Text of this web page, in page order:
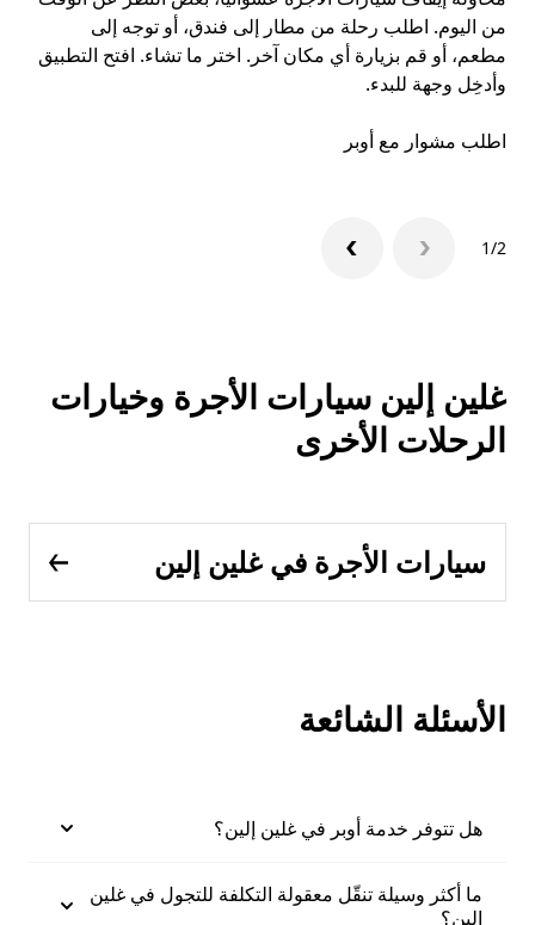
من اليوم. اطلب رحلة من مطار إلى فندق، أو توجه إلى
مطعم، أو قم بزيارة أي مكان آخر. اختر ما تشاء. افتح التطبيق
وأدخِل وجهة للبدء.
اطلب مشوار مع أوبر
1/2
غلين إلين سيارات الأجرة وخيارات
الرحلات الأخرى
سيارات الأجرة في غلين إلين
الأسئلة الشائعة
هل تتوفر خدمة أوبر في غلين إلين؟
ما أكثر وسيلة تنقّل معقولة التكلفة للتجول في غلين
إلين؟